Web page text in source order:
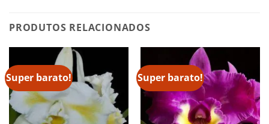
PRODUTOS RELACIONADOS
Super barato! Super barato!